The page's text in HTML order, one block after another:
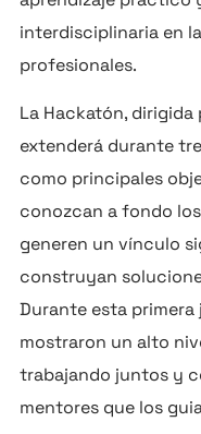
interdisciplinaria en
profesionales.
La Hackatón,
extenderá durante
como principales
conozcan a fondo
generen un vínculo
construyan
Durante esta
mostraron un alto
trabajando juntos y
mentores que los